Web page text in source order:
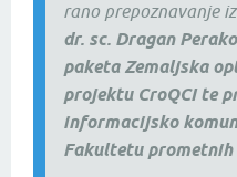
rano prepoznavanje
dr. sc. Dragan
paketa Zemaljska
projektu CroQCI te
informacijsko
Fakultetu prometnih